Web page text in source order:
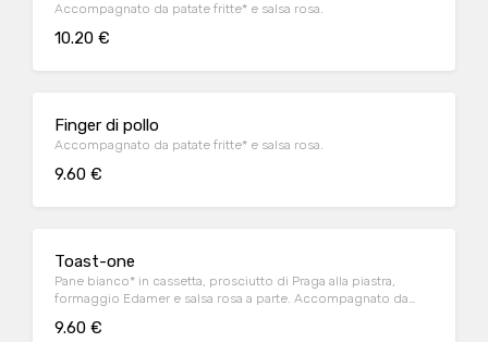
Accompagnato da patate fritte* e salsa rosa.
10.20 €
Finger di pollo
Accompagnato da patate fritte* e salsa rosa.
9.60 €
Toast-one
Pane bianco* in cassetta, prosciutto di Praga alla piastra,
formaggio Edamer e salsa rosa a parte. Accompagnato da
9.60 €